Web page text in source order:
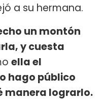
a su hermana.
un montón
y cuesta
ella el
hago público
manera lograrlo.